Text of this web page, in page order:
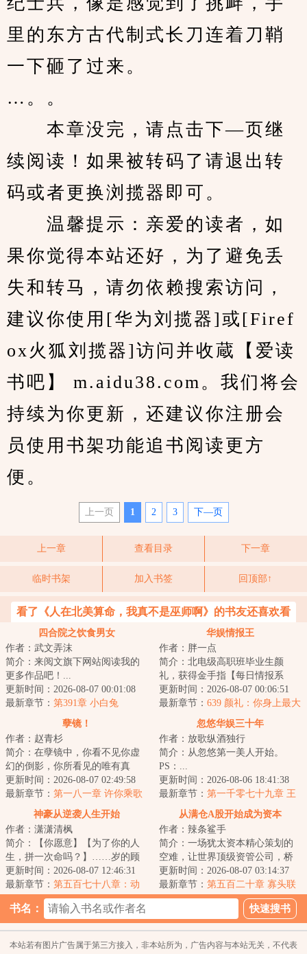
里的东方古代制式长刀连着刀鞘
一下砸了过来。
…。。
本章没完，请点击下—页继
续阅读！如果被转码了请退出转
码或者更换浏揽器即可。
温馨提示：亲爱的读者，如
果你觉得本站还好，为了避免丢
失和转马，请勿依赖搜索访问，
建议你使用[华为刘揽器]或[Firef
ox火狐刘揽器]访问并收蔵【爱读
书吧】 m.aidu38.com。我们将会
持续为你更新，还建议你注册会
员使用书架功能追书阅读更方
便。
上一页 1 2 3 下—页
上一章 查看目录 下一章
临时书架 加入书签 回顶部↑
看了《人在北美算命，我真不是巫师啊》的书友还喜欢看
四合院之饮食男女
作者：武文弄沫
简介：来阅文旗下网站阅读我的
更多作品吧！...
更新时间：2026-08-07 00:01:08
最新章节： 第391章 小白兔
华娱情报王
作者：胖一点
简介：北电级高职班毕业生颜
礼，获得金手指【每日情报系
统】，从此化身娱乐圈情报王什
么？《隋唐英雄传》...
更新时间：2026-08-07 00:06:51
最新章节： 639 颜礼：你身上最大
的优势不是名气，而是脸
孽镜！
作者：赵青杉
简介：在孽镜中，你看不见你虚
幻的倒影，你所看见的唯有真
实。...
更新时间：2026-08-07 02:49:58
最新章节： 第一八一章 许你乘歌
忽悠华娱三十年
作者：放歌纵酒独行
简介：从忽悠第一美人开始。
PS：...
更新时间：2026-08-06 18:41:38
最新章节： 第一千零七十九章 王
玉文来袭？《大象席地而坐》
神豪从逆袭人生开始
作者：潇潇清枫
简介：【你愿意】【为了你的人
生，拼一次命吗？】……岁的顾
珩，双脚深陷泥泞。当命运荆棘
递向他的那一刻...
更新时间：2026-08-07 12:46:31
最新章节： 第五百七十八章：动
荡与机遇并存
从满仓A股开始成为资本
作者：辣条鲨手
简介：一场犹太资本精心策划的
空难，让世界顶级资管公司，桥
水基金的经理张扬意外重回年。
这一年，次贷危...
更新时间：2026-08-07 03:14:37
最新章节： 第五百二十章 寡头联
手套绞索，张扬匹配资本队友
书名：
本站若有图片广告属于第三方接入，非本站所为，广告内容与本站无关，不代表